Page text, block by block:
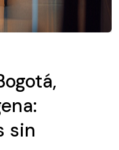
sin